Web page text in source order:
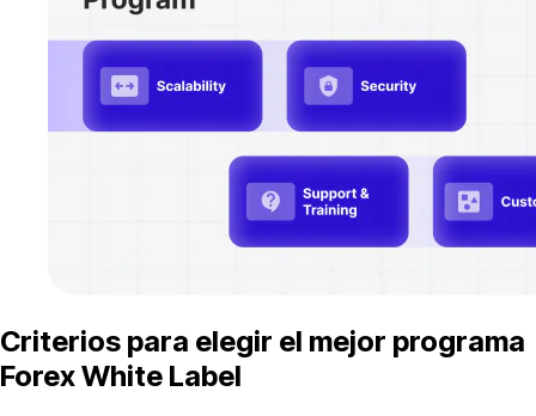
Criterios para elegir el mejor programa
Forex White Label